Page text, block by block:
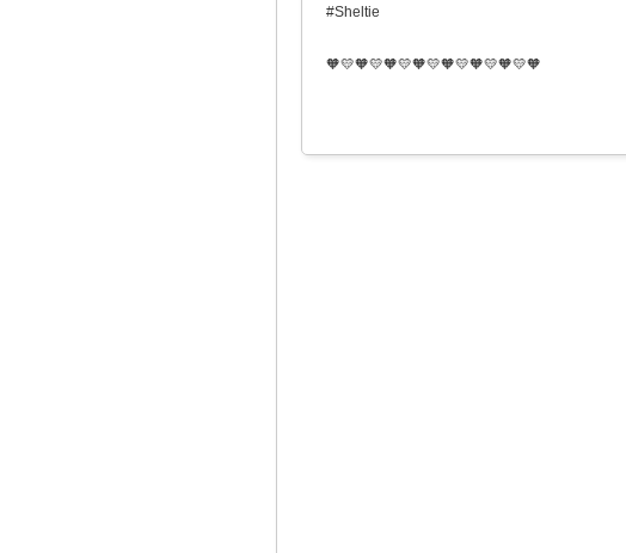
#Sheltie
🧡💛🧡💛🧡💛🧡💛🧡💛🧡💛🧡💛🧡